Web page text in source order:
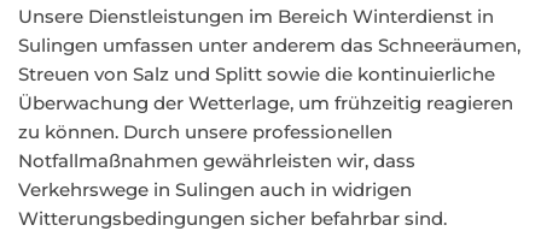
Unsere Dienstleistungen im Bereich Winterdienst in
Sulingen umfassen unter anderem das Schneeräumen,
Streuen von Salz und Splitt sowie die kontinuierliche
Überwachung der Wetterlage, um frühzeitig reagieren
zu können. Durch unsere professionellen
Notfallmaßnahmen gewährleisten wir, dass
Verkehrswege in Sulingen auch in widrigen
Witterungsbedingungen sicher befahrbar sind.